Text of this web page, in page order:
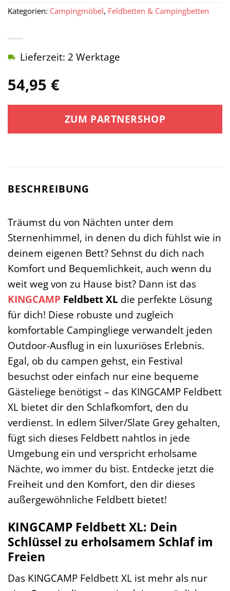
54,95 €
Lieferzeit: 2 Werktage
ZUM PARTNERSHOP
Kategorien: Campingmöbel, Feldbetten & Campingbetten
BESCHREIBUNG
Träumst du von Nächten unter dem
Sternenhimmel, in denen du dich fühlst wie in
deinem eigenen Bett? Sehnst du dich nach
Komfort und Bequemlichkeit, auch wenn du
weit weg von zu Hause bist? Dann ist das
KINGCAMP Feldbett XL die perfekte Lösung
für dich! Diese robuste und zugleich
komfortable Campingliege verwandelt jeden
Outdoor-Ausflug in ein luxuriöses Erlebnis.
Egal, ob du campen gehst, ein Festival
besuchst oder einfach nur eine bequeme
Gästeliege benötigst – das KINGCAMP Feldbett
XL bietet dir den Schlafkomfort, den du
verdienst. In edlem Silver/Slate Grey gehalten,
fügt sich dieses Feldbett nahtlos in jede
Umgebung ein und verspricht erholsame
Nächte, wo immer du bist. Entdecke jetzt die
Freiheit und den Komfort, den dir dieses
außergewöhnliche Feldbett bietet!
KINGCAMP Feldbett XL: Dein
Schlüssel zu erholsamem Schlaf im
Freien
Das KINGCAMP Feldbett XL ist mehr als nur